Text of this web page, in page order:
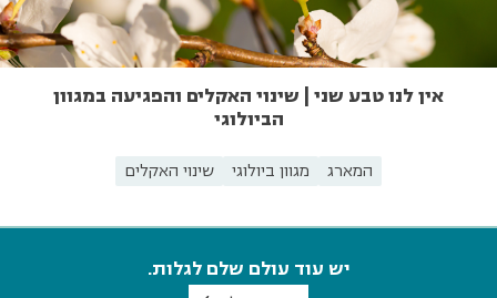
אין לנו טבע שני | שינוי האקלים והפגיעה במגוון
הביולוגי
המארג מגוון ביולוגי שינוי האקלים
יש עוד עולם שלם לגלות.